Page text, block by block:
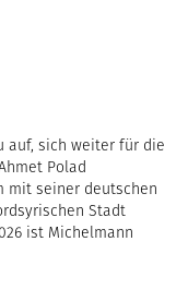
auf, sich weiter für die
Polad
mit seiner deutschen
Stadt
ist Michelmann